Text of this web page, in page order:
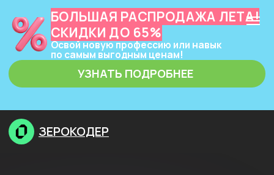
БОЛЬШАЯ РАСПРОДАЖА ЛЕТА!
СКИДКИ ДО 65%
Освой новую профессию или навык
по самым выгодным ценам!
УЗНАТЬ ПОДРОБНЕЕ